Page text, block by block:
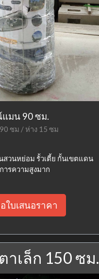
มน 90 ซม.
ซม / ห่าง 15 ซม
สวนหย่อม รั้วเตี้ย กั้นเขตแดน
ารความสูงมาก
ใบเสนอราคา
าเล็ก 150 ซม.